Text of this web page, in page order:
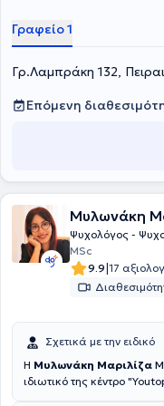
συμπεριφοριστική
Συμβουλευτική γάμων, τις
Αυτισμό - Πρώιμη
και Προγράμματα για
Γραφείο 1
Γρ.Λαμπράκη 132,
Επόμενη
Μυλωνάκη
Ψυχολόγος -
MSc
9.9|17
Σχετικά με την ειδικό
Η Μυλωνάκη Μαριλίζα
ιδιωτικό της κέντρο